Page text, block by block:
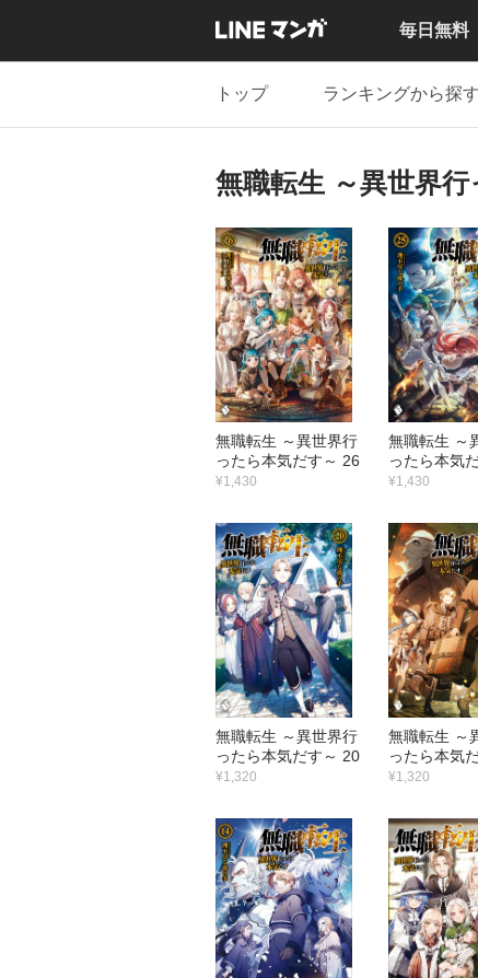
毎日無料
トップ ランキングから探す
無職転生 ～異世界
無職転生 ～異世界行
ったら本気だす～ 26
¥1,430
無職転生 ～
ったら本気
¥1,430
無職転生 ～異世界行
ったら本気だす～ 20
¥1,320
無職転生 ～
ったら本気
¥1,320